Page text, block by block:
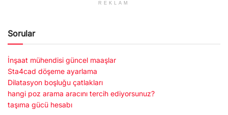
REKLAM
Sorular
İnşaat mühendisi güncel maaşlar
Sta4cad döşeme ayarlama
Dilatasyon boşluğu çatlakları
hangi poz arama aracını tercih ediyorsunuz?
taşıma gücü hesabı